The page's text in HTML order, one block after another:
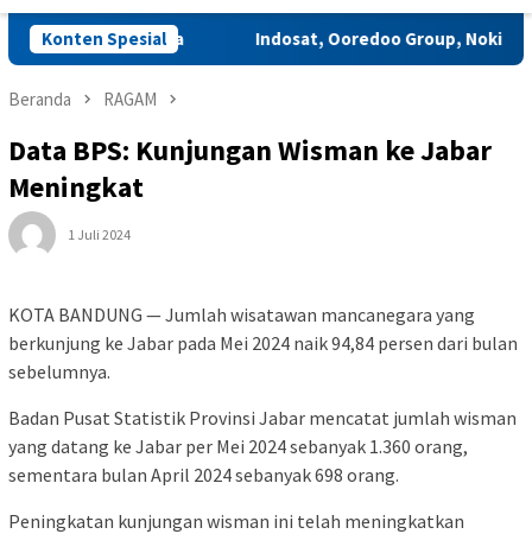
Konten Spesial
Kelas Dunia Indosat, Ooredoo Group, Nokia, dan
Beranda RAGAM
Data BPS: Kunjungan Wisman ke Jabar
Meningkat
1 Juli 2024
KOTA BANDUNG — Jumlah wisatawan mancanegara yang
berkunjung ke Jabar pada Mei 2024 naik 94,84 persen dari bulan
sebelumnya.
Badan Pusat Statistik Provinsi Jabar mencatat jumlah wisman
yang datang ke Jabar per Mei 2024 sebanyak 1.360 orang,
sementara bulan April 2024 sebanyak 698 orang.
Peningkatan kunjungan wisman ini telah meningkatkan